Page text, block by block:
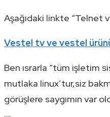
Aşağıdaki linkte “Telnet
Vestel tv ve vestel ürünü
Ben ısrarla “tüm işletim
mutlaka linux’tur,siz
görüşlere saygımın var